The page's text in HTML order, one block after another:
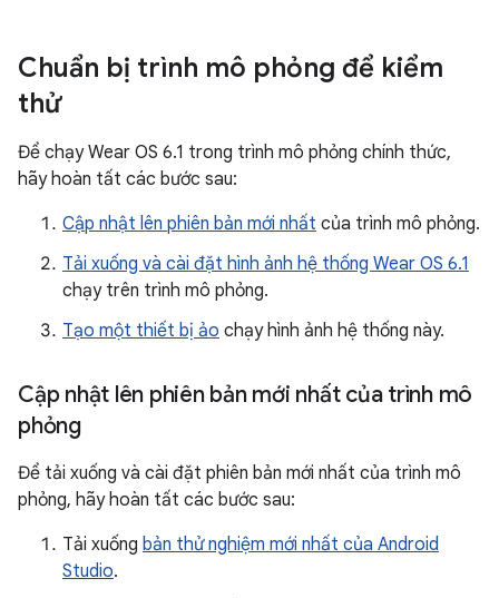
Chuẩn bị trình mô phỏng để kiểm
thử
Để chạy Wear OS 6.1 trong trình mô phỏng chính thức,
hãy hoàn tất các bước sau:
Cập nhật lên phiên bản mới nhất của trình mô phỏng.
Tải xuống và cài đặt hình ảnh hệ thống Wear OS 6.1
chạy trên trình mô phỏng.
Tạo một thiết bị ảo chạy hình ảnh hệ thống này.
Cập nhật lên phiên bản mới nhất của trình mô
phỏng
Để tải xuống và cài đặt phiên bản mới nhất của trình mô
phỏng, hãy hoàn tất các bước sau:
Tải xuống bản thử nghiệm mới nhất của Android
Studio.